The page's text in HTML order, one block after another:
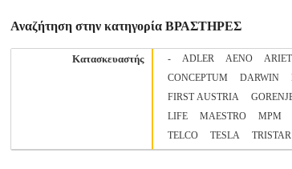
Αναζήτηση στην κατηγορία ΒΡΑΣΤΗΡΕΣ
Κατασκευαστής - ADLER AENO
CONCEPTUM
DARWIN
FIRST AUSTRIA
LIFE
MAESTRO MPM
TELCO
TESLA TRISTAR